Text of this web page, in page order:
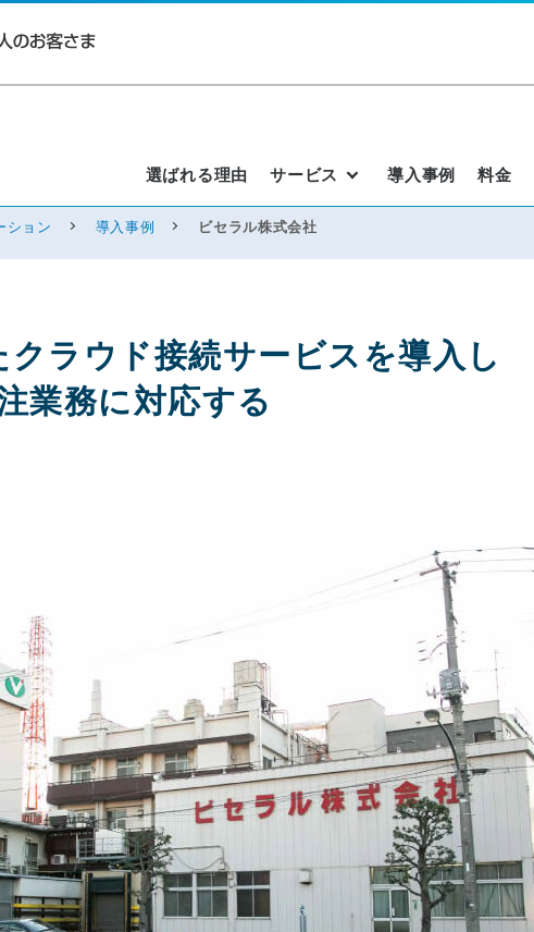
選ばれる理由 サービス 導入事例 料金
ション 導入事例 ビセラル株式会社
ラウド接続サービスを導入し
業務に対応する